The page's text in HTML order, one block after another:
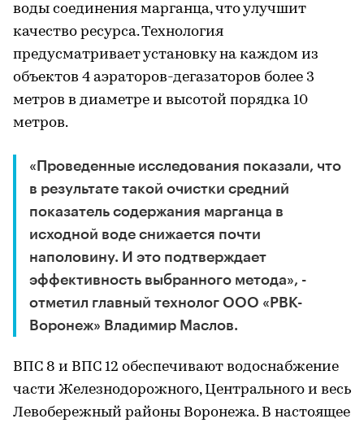
воды соединения марганца, что улучшит
качество ресурса. Технология
предусматривает установку на каждом из
объектов 4 аэраторов-дегазаторов более 3
метров в диаметре и высотой порядка 10
метров.
«Проведенные исследования показали, что
в результате такой очистки средний
показатель содержания марганца в
исходной воде снижается почти
наполовину. И это подтверждает
эффективность выбранного метода», -
отметил главный технолог ООО «РВК-
Воронеж» Владимир Маслов.
ВПС 8 и ВПС 12 обеспечивают водоснабжение
части Железнодорожного, Центрального и весь
Левобережный районы Воронежа. В настоящее